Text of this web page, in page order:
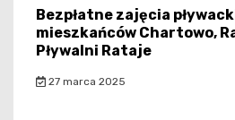
Bezpłatne zajęcia
mieszkańców Chartowo,
Pływalni Rataje
27 marca 2025